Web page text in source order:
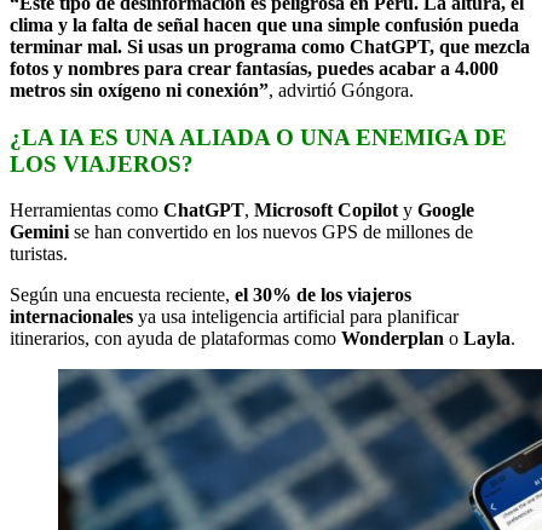
clima y la falta de señal hacen que una simple confusión pueda
terminar mal. Si usas un programa como ChatGPT, que mezcla
fotos y nombres para crear fantasías, puedes acabar a 4.000
metros sin oxígeno ni conexión”, advirtió Góngora.
¿LA IA ES UNA ALIADA O UNA ENEMIGA DE
LOS VIAJEROS?
Herramientas como ChatGPT, Microsoft Copilot y Google
Gemini se han convertido en los nuevos GPS de millones de
turistas.
Según una encuesta reciente, el 30% de los viajeros
internacionales ya usa inteligencia artificial para planificar
itinerarios, con ayuda de plataformas como Wonderplan o Layla.